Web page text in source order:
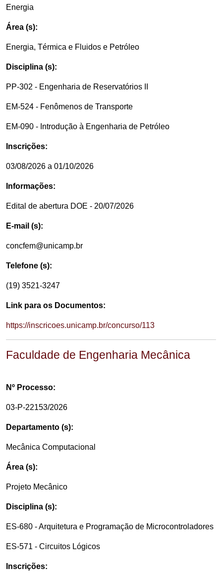
Energia
Área (s):
Energia, Térmica e Fluidos e Petróleo
Disciplina (s):
PP-302 - Engenharia de Reservatórios II
EM-524 - Fenômenos de Transporte
EM-090 - Introdução à Engenharia de Petróleo
Inscrições:
03/08/2026 a 01/10/2026
Informações:
Edital de abertura DOE - 20/07/2026
E-mail (s):
concfem@unicamp.br
Telefone (s):
(19) 3521-3247
Link para os Documentos:
https://inscricoes.unicamp.br/concurso/113
Faculdade de Engenharia Mecânica
Nº Processo:
03-P-22153/2026
Departamento (s):
Mecânica Computacional
Área (s):
Projeto Mecânico
Disciplina (s):
ES-680 - Arquitetura e Programação de Microcontroladores
ES-571 - Circuitos Lógicos
Inscrições: